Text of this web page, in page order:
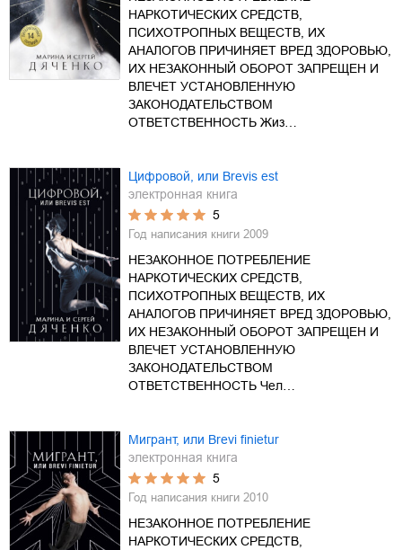
НАРКОТИЧЕСКИХ СРЕДСТВ,
ПСИХОТРОПНЫХ ВЕЩЕСТВ, ИХ
АНАЛОГОВ ПРИЧИНЯЕТ ВРЕД ЗДОРОВЬЮ,
ИХ НЕЗАКОННЫЙ ОБОРОТ ЗАПРЕЩЕН И
ВЛЕЧЕТ УСТАНОВЛЕННУЮ
ЗАКОНОДАТЕЛЬСТВОМ
ОТВЕТСТВЕННОСТЬ Жиз…
Цифровой, или Brevis est
электронная книга
5
Год написания книги 2009
НЕЗАКОННОЕ ПОТРЕБЛЕНИЕ
НАРКОТИЧЕСКИХ СРЕДСТВ,
ПСИХОТРОПНЫХ ВЕЩЕСТВ, ИХ
АНАЛОГОВ ПРИЧИНЯЕТ ВРЕД ЗДОРОВЬЮ,
ИХ НЕЗАКОННЫЙ ОБОРОТ ЗАПРЕЩЕН И
ВЛЕЧЕТ УСТАНОВЛЕННУЮ
ЗАКОНОДАТЕЛЬСТВОМ
ОТВЕТСТВЕННОСТЬ Чел…
Мигрант, или Brevi finietur
электронная книга
5
Год написания книги 2010
НЕЗАКОННОЕ ПОТРЕБЛЕНИЕ
НАРКОТИЧЕСКИХ СРЕДСТВ,